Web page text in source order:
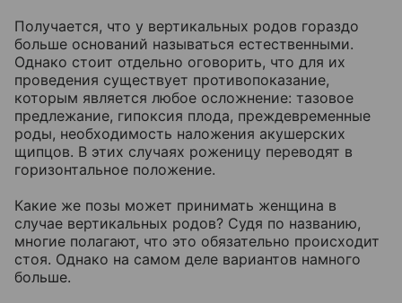
Получается, что у вертикальных родов гораздо
больше оснований называться естественными.
Однако стоит отдельно оговорить, что для их
проведения существует противопоказание,
которым является любое осложнение: тазовое
предлежание, гипоксия плода, преждевременные
роды, необходимость наложения акушерских
щипцов. В этих случаях роженицу переводят в
горизонтальное положение.
Какие же позы может принимать женщина в
случае вертикальных родов? Судя по названию,
многие полагают, что это обязательно происходит
стоя. Однако на самом деле вариантов намного
больше.